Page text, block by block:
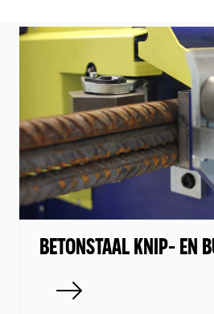
BETONSTAAL DUBBELBUIGER
KORVENLASMACHINE
FABRIEKSAUTOMATISERING
LOGISTIEK
GEBRUIKTE MACHINES
BETONSTAAL KNIP- EN